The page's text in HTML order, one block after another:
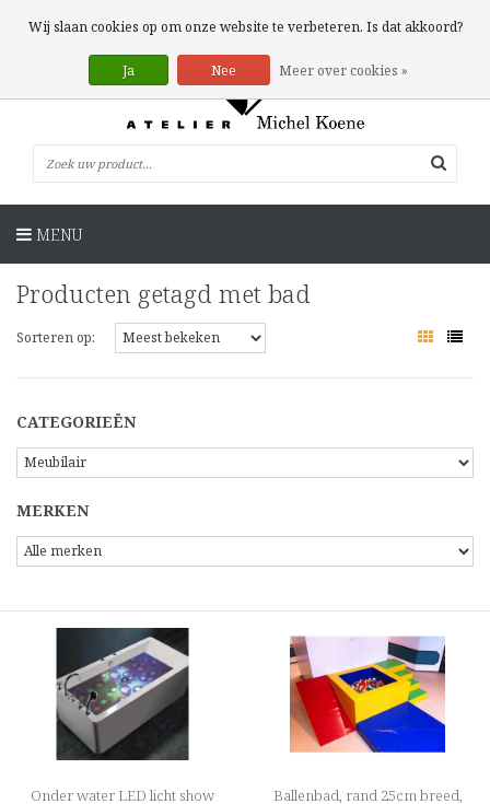
0 Artikelen
MENU
Producten getagd met bad
Sorteren op:
CATEGORIEËN
MERKEN
Onder water LED licht show
Ballenbad, rand 25cm breed,
Wij slaan cookies op om onze website te verbeteren. Is dat akkoord?
Ja Nee Meer over cookies »